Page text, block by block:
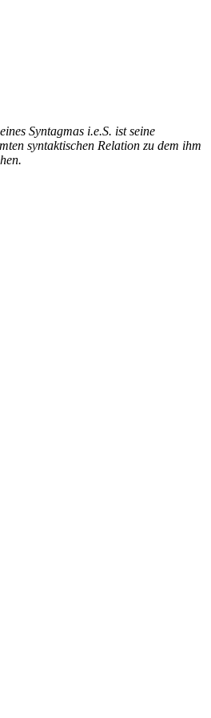
eines Syntagmas i.e.S. ist seine
syntaktischen Relation zu dem ihm